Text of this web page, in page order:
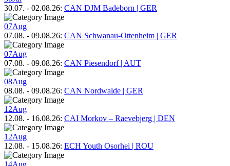
30.07. - 02.08.26: CAN DJM Badeborn | GER
07Aug
07.08. - 09.08.26: CAN Schwanau-Ottenheim | GER
07Aug
07.08. - 09.08.26: CAN Piesendorf | AUT
08Aug
08.08. - 09.08.26: CAN Nordwalde | GER
12Aug
12.08. - 16.08.26: CAI Morkov – Raevebjerg | DEN
12Aug
12.08. - 15.08.26: ECH Youth Osorhei | ROU